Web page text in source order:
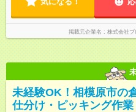
掲載元企業名 株式会社ブ
未経験OK！相模原市の
仕分け・ピッキング作業